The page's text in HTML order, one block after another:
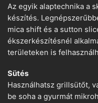
Az egyik alaptechnika a
készítés.
mica shift és a sutton
ékszerkészítésnél
területeken is
Sütés
Használhatsz grillsütőt,
be soha a gyurmát